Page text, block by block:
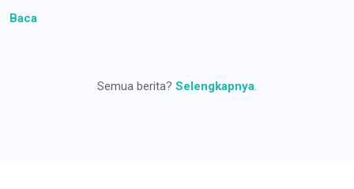
Baca
Semua berita? Selengkapnya